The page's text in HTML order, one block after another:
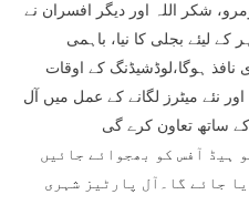
شکر اللہ اور دیگر افسران نے
لیئے بجلی کا نیا، باہمی
ہوگا،لوڈشیڈنگ کے اوقات
نئے میٹرز لگانے کے عمل میں آل
ساتھ تعاون کرے گی
ہیڈ آفس کو بھجوائے جائیں
جائے گا۔آل پارٹیز شہری